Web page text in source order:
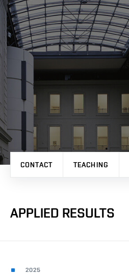
CONTACT TEACHING
APPLIED RESULTS
2025